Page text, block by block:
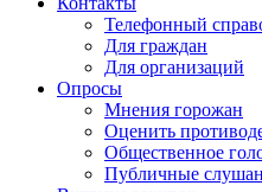
Телефонный
Для граждан
Для организаций
Опросы
Мнения горожан
Оценить
Общественное
Публичные